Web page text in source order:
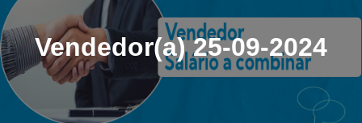
Vendedor(a) 25-09-2024